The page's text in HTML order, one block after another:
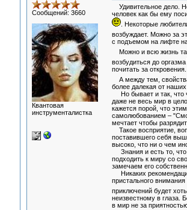
Сообщений: 3660
Квантовая
инструменталистка
Удивительное дело.
человек как бы ему
. Некоторые
возбуждает. Можно за
с подъемом на лифте
Можно и всю жизнь
возбудиться до оргазма
почитать за откровения.
А между тем,
более далекая от
Но бывает и так, что
даже не весь мир в
кажется порой, что
самолюбованием –
мечтает чтобы
Такое восприятие,
поставившего себя
высоко, что ни о чем
Знания и есть то, что
подходить к миру со
замечаем его
Никаких
пристального
приключений будет
неизвестному в глаза.
в мир не за